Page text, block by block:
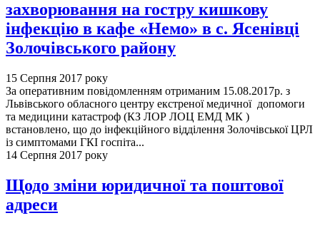
захворювання на гостру кишкову
інфекцію в кафе «Немо» в с. Ясенівці
Золочівського району
15 Серпня 2017 року
За оперативним повідомленням отриманим 15.08.2017р. з
Львівського обласного центру екстреної медичної допомоги
та медицини катастроф (КЗ ЛОР ЛОЦ ЕМД МК )
встановлено, що до інфекційного відділення Золочівської ЦРЛ
із симптомами ГКІ госпіта...
14 Серпня 2017 року
Щодо зміни юридичної та поштової
адреси